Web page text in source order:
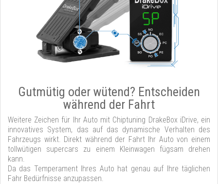
Gutmütig oder wütend? Entscheiden
während der Fahrt
Weitere Zeichen für Ihr Auto mit Chiptuning DrakeBox iDrive, ein
innovatives System, das auf das dynamische Verhalten des
Fahrzeugs wirkt. Direkt während der Fahrt Ihr Auto von einem
tollwütigen supercars zu einem Kleinwagen fügsam drehen
kann.
Da das Temperament Ihres Auto hat genau auf Ihre täglichen
Fahr Bedürfnisse anzupassen.